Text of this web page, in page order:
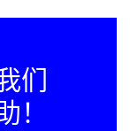
们
！